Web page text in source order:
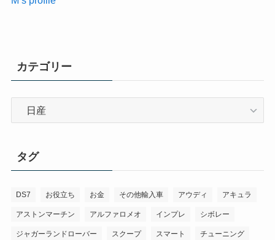
カテゴリー
ー
タグ
DS7 お役立ち お金 その他輸入車 アウディ アキュラ
アストンマーチン アルファロメオ インプレ シボレー
ジャガーランドローバー スクープ スマート チューニング